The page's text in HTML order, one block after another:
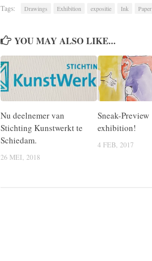
Tags: Drawings Exhibition expositie Ink Paper
YOU MAY ALSO LIKE...
Nu deelnemer van
Stichting Kunstwerkt te
Schiedam.
26 MEI, 2018
Sneak-Preview
exhibition!
4 FEB, 2017